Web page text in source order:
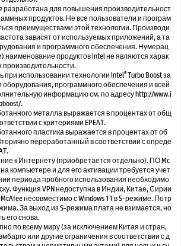
разработана для повышения производительност
продуктов. Не все пользователи и програм
преимуществами этой технологии. Производи
зависят от используемых приложений, а та
и программного обеспечения. Нумерац
наименование продуктов Intel не являются харак
производительности.
при использовании технологии Intel®Turbo Boost за
оборудования, программного обеспечения и всей
информацию см. по адресу http://www.i
.
металла выражается в процентах от общ
с критериями EPEAT.
пластика выражается в процентах от об
переработанный в соответствии с опреде
к Интернету (приобретается отдельно). ПО Mc
компьютере и для его активации требуется учет
периода пробного использования необходимо
Функция VPN недоступна в Индии, Китае, Сирии
несовместимо с Windows 11 в S-режиме. Потр
За выход из S-режима плата не взимается, но
его снова.
по всему миру (за исключением Китая и стран,
или другие ограничения в соответствии с д